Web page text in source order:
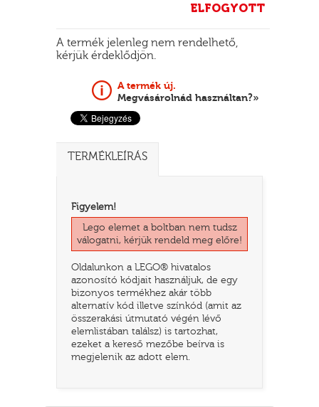
ELFOGYOTT
A termék jelenleg nem rendelhető,
kérjük érdeklődjön.
A termék új.
Megvásárolnád használtan?»
TERMÉKLEÍRÁS
Figyelem!
Lego elemet a boltban nem tudsz
válogatni, kérjük rendeld meg előre!
Oldalunkon a LEGO® hivatalos
azonosító kódjait használjuk, de egy
bizonyos termékhez akár több
alternatív kód illetve színkód (amit az
összerakási útmutató végén lévő
elemlistában találsz) is tartozhat,
ezeket a kereső mezőbe beírva is
megjelenik az adott elem.